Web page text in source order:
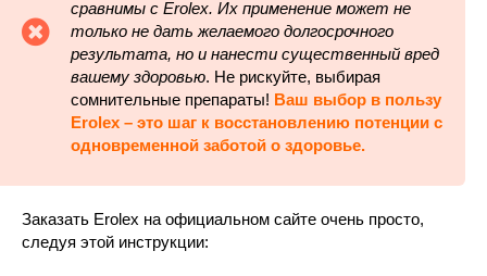
сравнимы с Erolex. Их применение может не
только не дать желаемого долгосрочного
результата, но и нанести существенный вред
вашему здоровью. Не рискуйте, выбирая
сомнительные препараты! Ваш выбор в пользу
Erolex – это шаг к восстановлению потенции с
одновременной заботой о здоровье.
Заказать Erolex на официальном сайте очень просто,
следуя этой инструкции: